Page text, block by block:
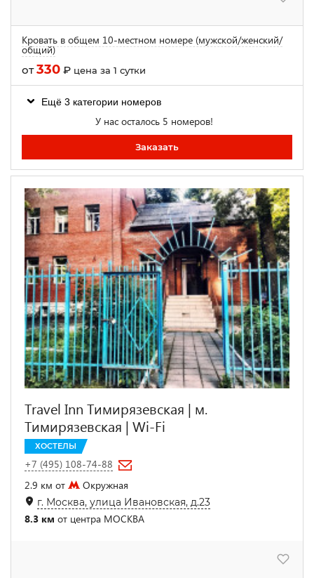
Кровать в общем 10-местном номере (мужской/женский/
общий)
от330 ₽ цена за 1 сутки
Ещё 3 категории номеров
У нас осталось 5 номеров!
Заказать
Travel Inn Тимирязевская | м.
Тимирязевская | Wi-Fi
ХОСТЕЛЫ
+7 (495) 108-74-88
2.9 км от
Окружная
г. Москва, улица Ивановская, д.23
8.3 км от центра МОСКВА